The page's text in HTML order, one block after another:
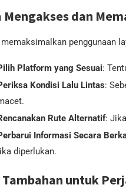
Mengakses dan
penggunaan
Platform yang Sesuai:
Kondisi Lalu Lintas:
Rute Alternatif:
Informasi Secara
diperlukan.
Tambahan untuk